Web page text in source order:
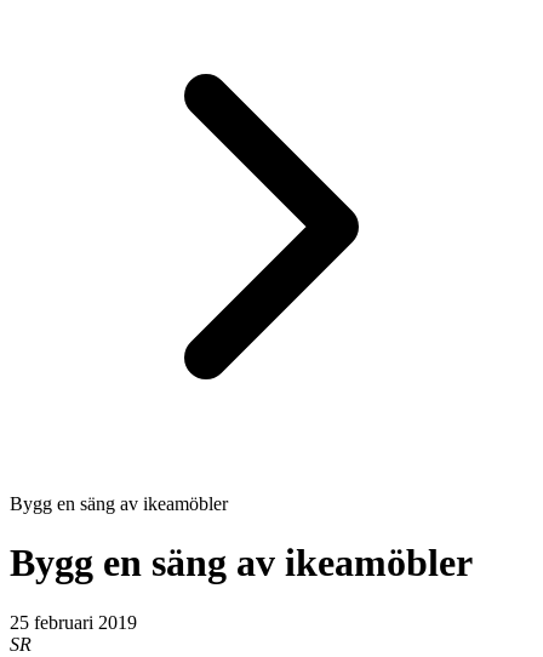
Bygg en säng av ikeamöbler
Bygg en säng av ikeamöbler
25 februari 2019
SR